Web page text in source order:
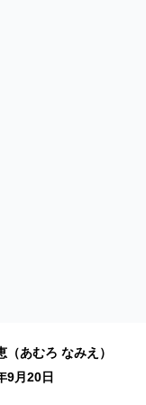
あむろ なみえ）
9月20日